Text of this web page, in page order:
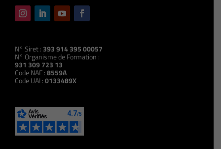
N° Siret : 393 914 395 00057
N° Organisme de Formation :
931 309 723 13
Code NAF :8559A
Code UAI :0133489X